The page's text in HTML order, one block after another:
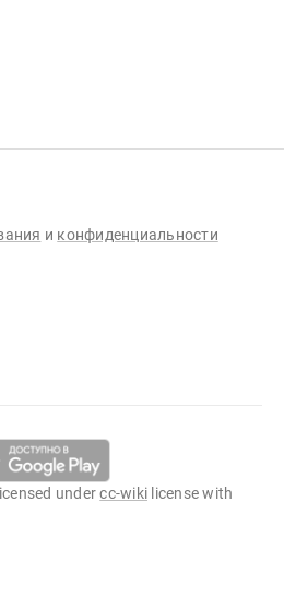
и конфиденциальности
undercc-wiki license with